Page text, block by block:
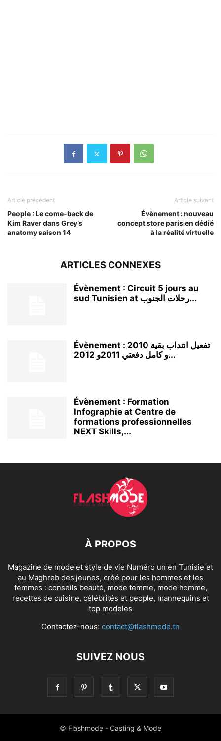
Article précédent
People : Le come-back de
Kim Raver dans Grey’s
anatomy saison 14
Article suivant
Évènement : nouveau
concept store parisien dédié
à la réalité virtuelle
ARTICLES CONNEXES
Évènement : Circuit 5 jours au
sud Tunisien at رحلات الجنوب...
Évènement : تفعيل انتداب بقية 2010
و كامل دفعتي 2011و 2012...
Évènement : Formation
Infographie at Centre de
formations professionnelles
NEXT Skills,...
À PROPOS
Magazine de mode et style de vie Numéro un en Tunisie et
au Maghreb des jeunes, créé pour les hommes et les
femmes : conseils beauté, mode femme, mode homme,
recettes de cuisine, célébrités et people, mannequins et
top modeles
Contactez-nous: contact@flashmode.tn
SUIVEZ NOUS
© Flashmode - Casting & Mode